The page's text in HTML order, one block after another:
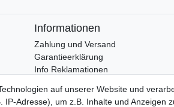
Informationen
Zahlung und Versand
Garantieerklärung
Info Reklamationen
auf unserer Website und
IP-Adresse), um z.B. Inhalte und Anzeigen